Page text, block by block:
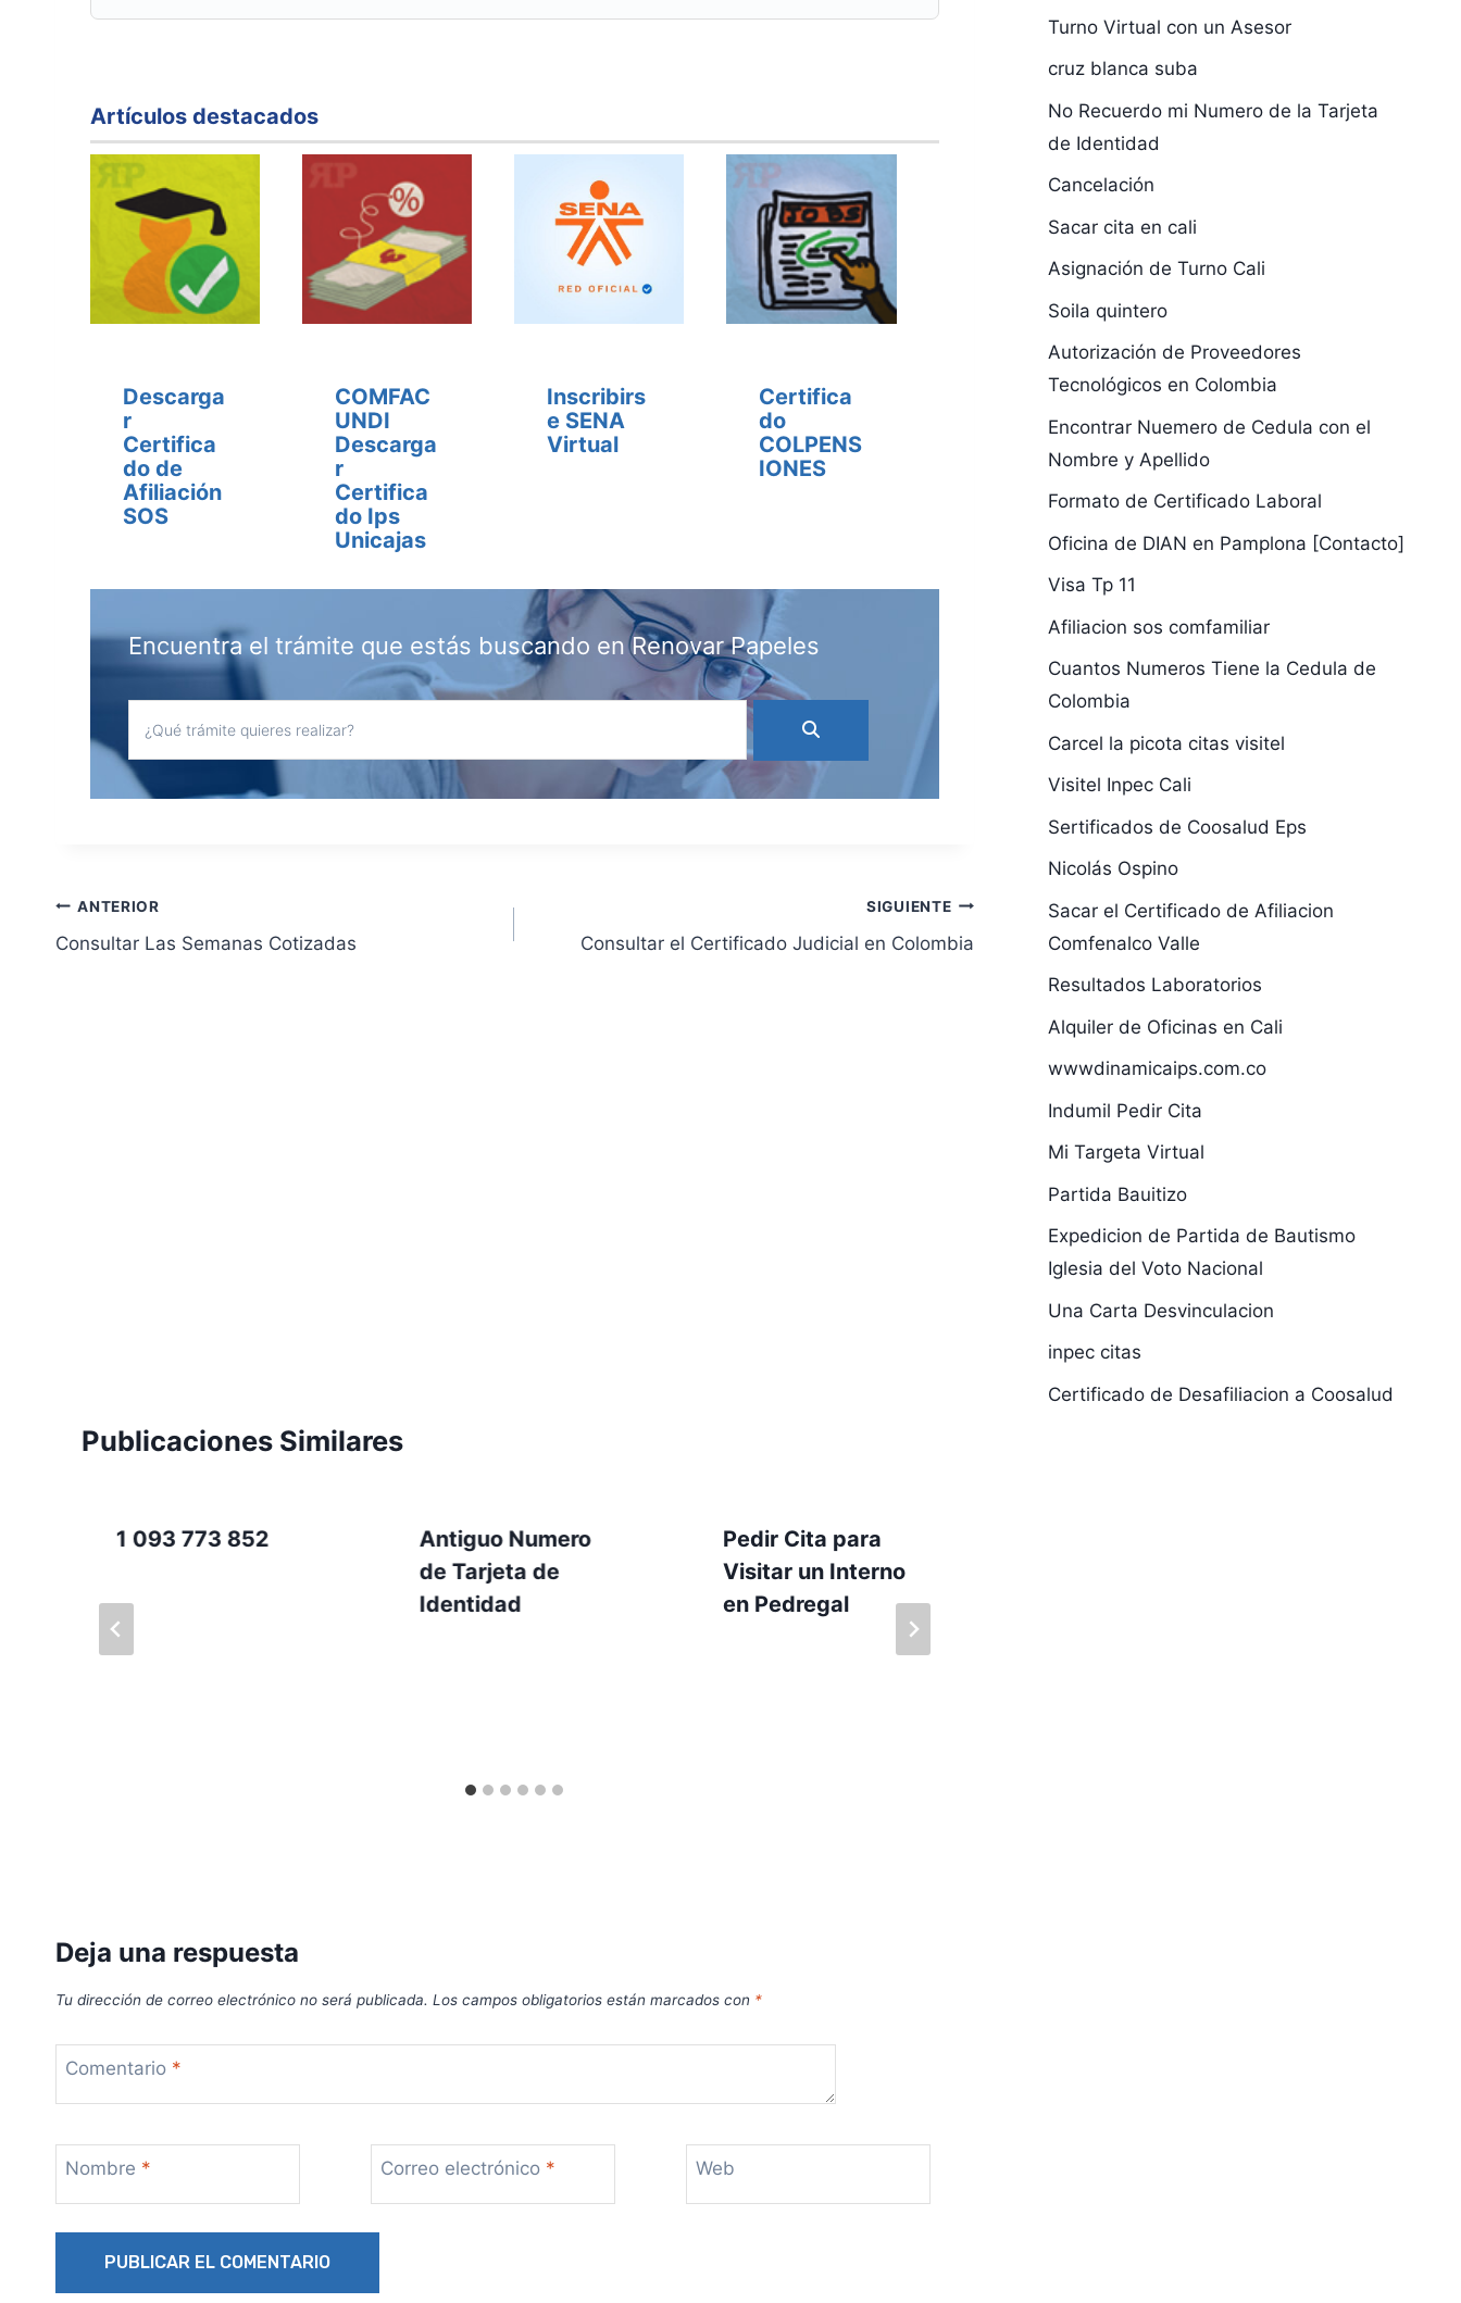
Artículos destacados
Descarga
r
Certifica
do de
Afiliación
SOS
COMFAC
UNDI
Descarga
r
Certifica
do Ips
Unicajas
Inscribirs
e SENA
Virtual
Certifica
do
COLPENS
IONES
Encuentra el trámite que estás buscando en Renovar Papeles
Navegación
de
ANTERIOR
Consultar Las Semanas Cotizadas
SIGUIENTE
Consultar el Certificado Judicial en Colombia
Publicaciones Similares
1 093 773 852
Antiguo Numero
de Tarjeta de
Identidad
Pedir Cita para
Visitar un Interno
en Pedregal
Deja una respuesta
Tu dirección de correo electrónico no será publicada. Los campos obligatorios están marcados con *
Comentario *
Nombre * Correo electrónico * Web
Turno Virtual con un Asesor
cruz blanca suba
No Recuerdo mi Numero de la Tarjeta
de Identidad
Cancelación
Sacar cita en cali
Asignación de Turno Cali
Soila quintero
Autorización de Proveedores
Tecnológicos en Colombia
Encontrar Nuemero de Cedula con el
Nombre y Apellido
Formato de Certificado Laboral
Oficina de DIAN en Pamplona [Contacto]
Visa Tp 11
Afiliacion sos comfamiliar
Cuantos Numeros Tiene la Cedula de
Colombia
Carcel la picota citas visitel
Visitel Inpec Cali
Sertificados de Coosalud Eps
Nicolás Ospino
Sacar el Certificado de Afiliacion
Comfenalco Valle
Resultados Laboratorios
Alquiler de Oficinas en Cali
wwwdinamicaips.com.co
Indumil Pedir Cita
Mi Targeta Virtual
Partida Bauitizo
Expedicion de Partida de Bautismo
Iglesia del Voto Nacional
Una Carta Desvinculacion
inpec citas
Certificado de Desafiliacion a Coosalud